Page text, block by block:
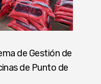
de Gestión de
de Punto de